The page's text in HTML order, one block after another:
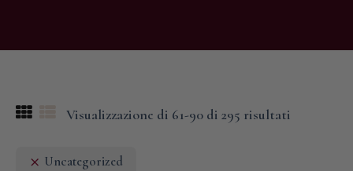
Visualizzazione di 61-90 di 295 risultati
Uncategorized